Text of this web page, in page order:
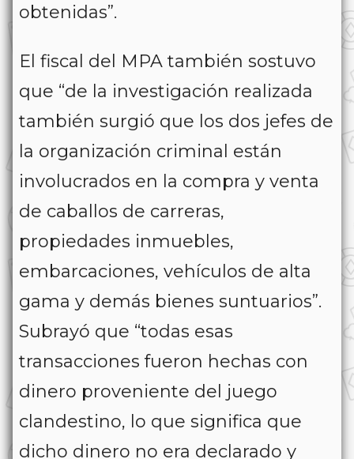
obtenidas”.
El fiscal del MPA también sostuvo
que “de la investigación realizada
también surgió que los dos jefes de
la organización criminal están
involucrados en la compra y venta
de caballos de carreras,
propiedades inmuebles,
embarcaciones, vehículos de alta
gama y demás bienes suntuarios”.
Subrayó que “todas esas
transacciones fueron hechas con
dinero proveniente del juego
clandestino, lo que significa que
dicho dinero no era declarado y